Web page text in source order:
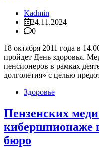
Kadmin
24.11.2024
0
18 октября 2011 года в
пройдет День здоровья.
пенсионеров в рамках
долголетия» с целью
Здоровье
Пензенских
кибершпионаже
бюро